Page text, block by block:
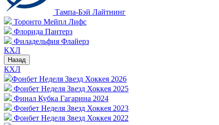
Тампа-Бэй Лайтнинг
Торонто Мейпл Лифс
Флорида Пантерз
Филадельфия Флайерз
КХЛ
Назад
КХЛ
Фонбет Неделя Звезд Хоккея 2026
Фонбет Неделя Звезд Хоккея 2025
Финал Кубка Гагарина 2024
Фонбет Неделя Звезд Хоккея 2023
Фонбет Неделя Звезд Хоккея 2022